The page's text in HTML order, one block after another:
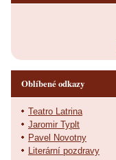
Oblíbené odkazy
Teatro Latrina
Jaromir Typlt
Pavel Novotny
Literární pozdravy